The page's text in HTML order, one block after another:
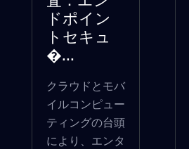
ドポイン
トセキュ
�...
クラウドとモバ
イルコンピュー
ティングの台頭
により、エンタ